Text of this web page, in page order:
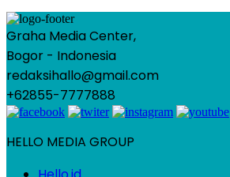
Graha Media Center,
Bogor - Indonesia
redaksihallo@gmail.com
+62855-7777888
HELLO MEDIA GROUP